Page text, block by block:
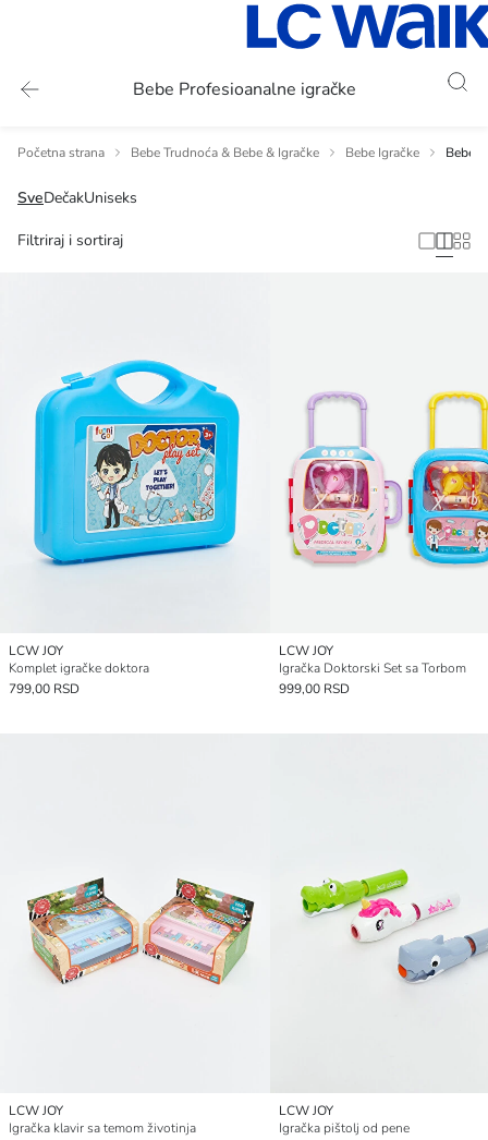
Bebe Profesioanalne igračke
Početna strana Bebe Trudnoća & Bebe & Igračke Bebe Igračke Bebe
SveDečakUniseks
Filtriraj i sortiraj
LCW JOY
Komplet igračke doktora
799,00 RSD
LCW JOY
Igračka Doktorski Set sa Torbom
999,00 RSD
LCW JOY
Igračka klavir sa temom životinja
LCW JOY
Igračka pištolj od pene